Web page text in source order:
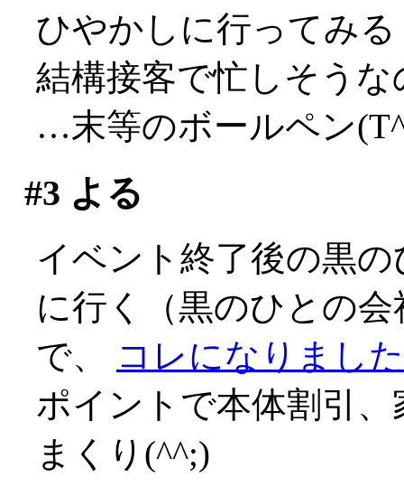
ひやかしに行ってみ
結構接客で忙しそう
…末等のボールペン
#3 よる
イベント終了後の黒
に行く（黒のひとの
で、
コレになりまし
ポイントで本体割引
まくり(^^;)